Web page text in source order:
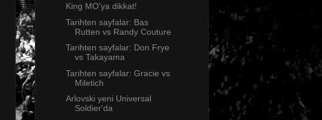
King MO'ya dikkat!
Tarihten sayfalar: Bas
Rutten vs Randy Couture
Tarihten sayfalar: Don Frye
vs Takayama
Tarihten sayfalar: Gracie vs
Miletich
Arlovski yeni Universal
Soldier'da